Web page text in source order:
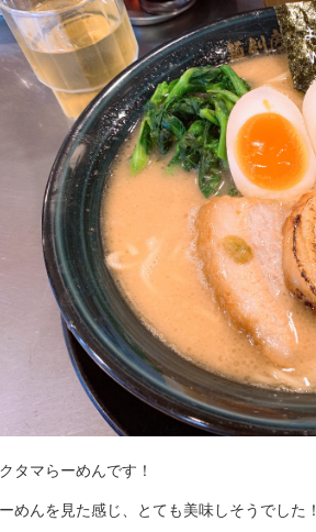
タマらーめんです！
めんを見た感じ、とても美味しそうでした！